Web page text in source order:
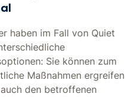
haben im Fall von Quiet
Sie können zum
Maßnahmen ergreifen
den betroffenen